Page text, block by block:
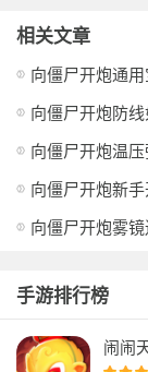
相关文章
向僵尸开炮新
向僵尸开炮雾
手游排行榜
闹闹